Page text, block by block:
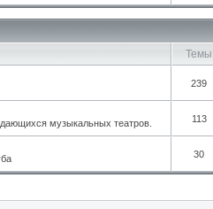
Темы
239
музыкальных театров. 113
30